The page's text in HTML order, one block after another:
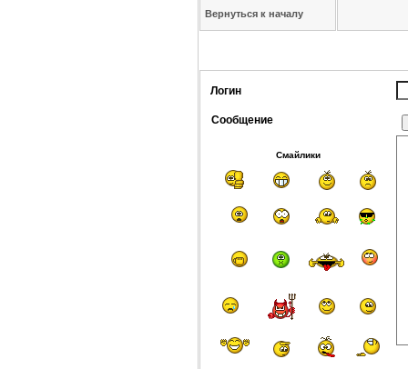
Вернуться к началу
Логин
Сообщение
Смайлики